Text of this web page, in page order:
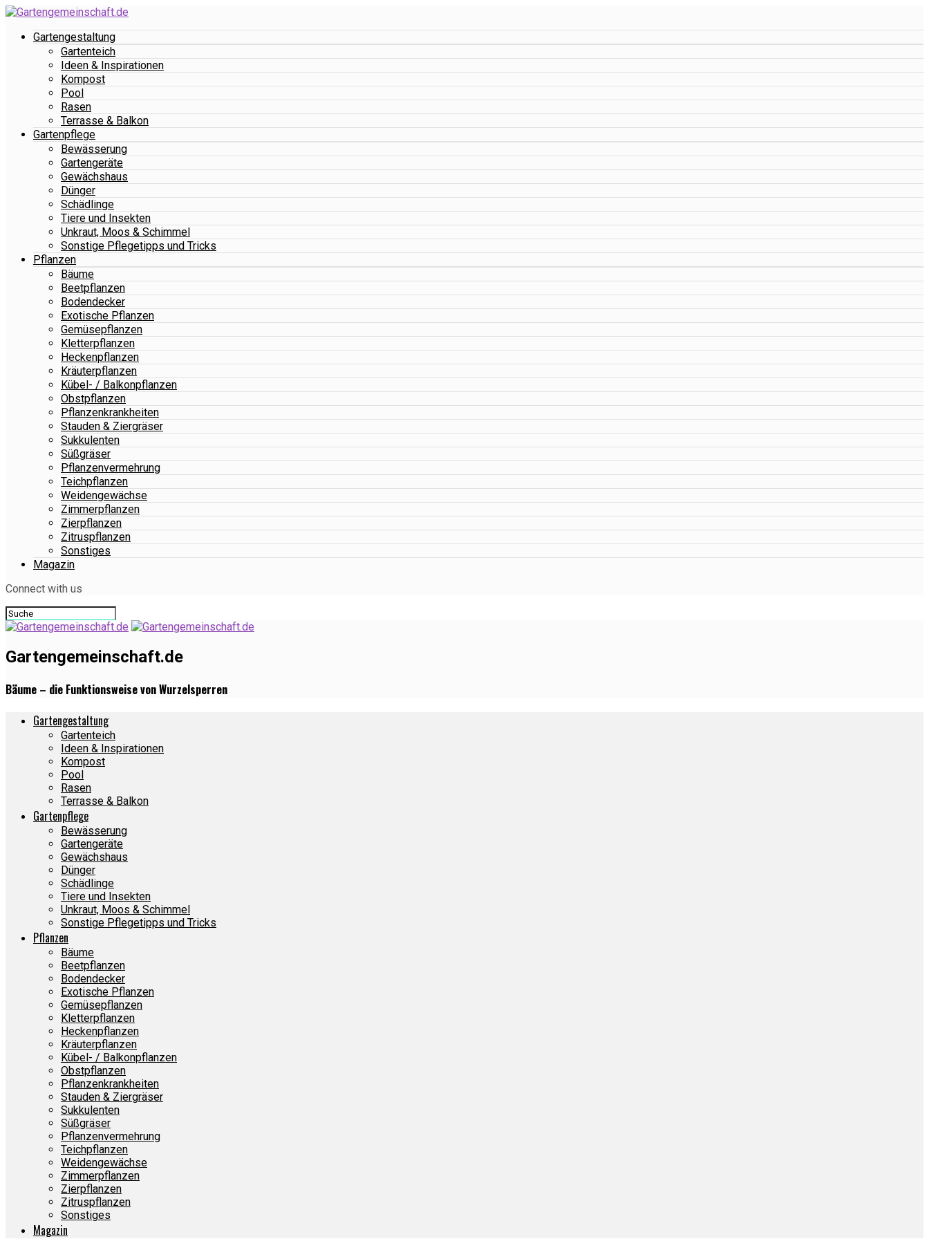
Gartengestaltung
Gartenteich
Ideen & Inspirationen
Kompost
Pool
Rasen
Terrasse & Balkon
Gartenpflege
Bewässerung
Gartengeräte
Gewächshaus
Dünger
Schädlinge
Tiere und Insekten
Unkraut, Moos & Schimmel
Sonstige Pflegetipps und Tricks
Pflanzen
Bäume
Beetpflanzen
Bodendecker
Exotische Pflanzen
Gemüsepflanzen
Kletterpflanzen
Heckenpflanzen
Kräuterpflanzen
Kübel- / Balkonpflanzen
Obstpflanzen
Pflanzenkrankheiten
Stauden & Ziergräser
Sukkulenten
Süßgräser
Pflanzenvermehrung
Teichpflanzen
Weidengewächse
Zimmerpflanzen
Zierpflanzen
Zitruspflanzen
Sonstiges
Magazin
Connect with us
Gartengemeinschaft.de
Bäume – die Funktionsweise von Wurzelsperren
Gartengestaltung
Gartenteich
Ideen & Inspirationen
Kompost
Pool
Rasen
Terrasse & Balkon
Gartenpflege
Bewässerung
Gartengeräte
Gewächshaus
Dünger
Schädlinge
Tiere und Insekten
Unkraut, Moos & Schimmel
Sonstige Pflegetipps und Tricks
Pflanzen
Bäume
Beetpflanzen
Bodendecker
Exotische Pflanzen
Gemüsepflanzen
Kletterpflanzen
Heckenpflanzen
Kräuterpflanzen
Kübel- / Balkonpflanzen
Obstpflanzen
Pflanzenkrankheiten
Stauden & Ziergräser
Sukkulenten
Süßgräser
Pflanzenvermehrung
Teichpflanzen
Weidengewächse
Zimmerpflanzen
Zierpflanzen
Zitruspflanzen
Sonstiges
Magazin